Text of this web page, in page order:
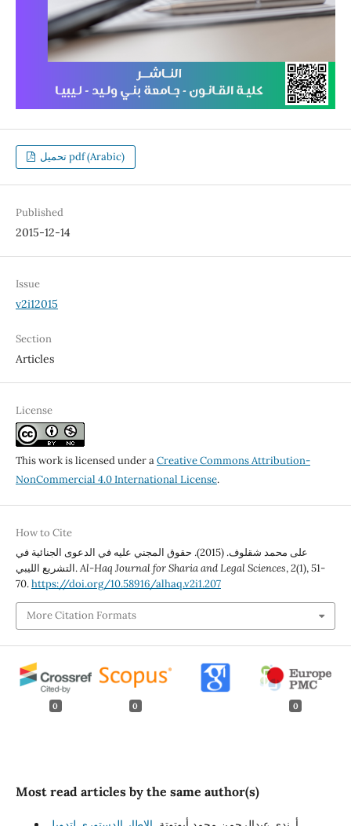
تحميل pdf (Arabic)
Published
2015-12-14
Issue
v2i12015
Section
Articles
License
This work is licensed under aCreative Commons Attribution-
NonCommercial 4.0 International License.
How to Cite
على محمد شقلوف. (2015). حقوق المجني عليه في الدعوى الجنائية في
التشريع الليبي.Al-Haq Journal for Sharia and Legal Sciences,2(1), 51-
70.https://doi.org/10.58916/alhaq.v2i1.207
More Citation Formats
0 0 0
Most read articles by the same author(s)